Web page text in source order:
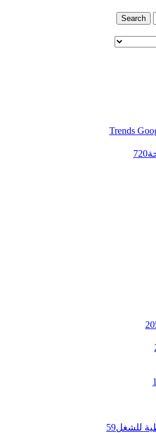
720
للشغل59